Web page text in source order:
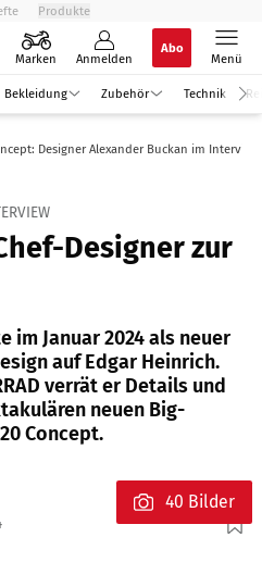
Produkte
Marken Anmelden
Abo
Menü
Bekleidung Zubehör Technik
Designer Alexander Buckan im Interview
Designer zur
im Januar 2024 als neuer
auf Edgar Heinrich.
verrät er Details und
neuen Big-
Concept.
Foto: BMW Motorrad
40 Bilder